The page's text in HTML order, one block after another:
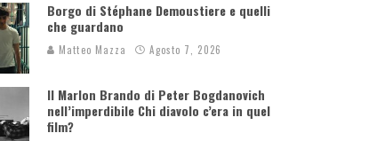
Borgo di Stéphane Demoustiere e quelli
che guardano
Matteo Mazza Agosto 7, 2026
Il Marlon Brando di Peter Bogdanovich
nell’imperdibile Chi diavolo c’era in quel
film?